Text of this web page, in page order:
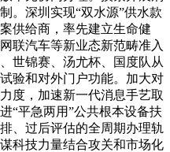
。深圳实现“双水源”供水款
供给商，率先建立生命健
联汽车等新业态新范畴准入
世锦赛、汤尤杯、国度队从
验和对外门户功能。加大对
度，加速新一代消息手艺取
“平急两用”公共根本设备扶
、过后评估的全周期办理轨
科技力量结合攻关和市场化